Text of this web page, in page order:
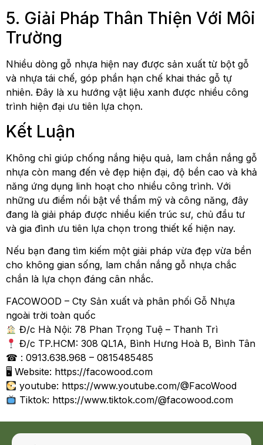
5. Giải Pháp Thân Thiện Với Môi
Trường
Nhiều dòng gỗ nhựa hiện nay được sản xuất từ bột gỗ
và nhựa tái chế, góp phần hạn chế khai thác gỗ tự
nhiên. Đây là xu hướng vật liệu xanh được nhiều công
trình hiện đại ưu tiên lựa chọn.
Kết Luận
Không chỉ giúp chống nắng hiệu quả, lam chắn nắng gỗ
nhựa còn mang đến vẻ đẹp hiện đại, độ bền cao và khả
năng ứng dụng linh hoạt cho nhiều công trình. Với
những ưu điểm nổi bật về thẩm mỹ và công năng, đây
đang là giải pháp được nhiều kiến trúc sư, chủ đầu tư
và gia đình ưu tiên lựa chọn trong thiết kế hiện nay.
Nếu bạn đang tìm kiếm một giải pháp vừa đẹp vừa bền
cho không gian sống, lam chắn nắng gỗ nhựa chắc
chắn là lựa chọn đáng cân nhắc.
FACOWOOD – Cty Sản xuất và phân phối Gỗ Nhựa
ngoài trời toàn quốc
Đ/c Hà Nội: 78 Phan Trọng Tuệ – Thanh Trì
Đ/c TP.HCM: 308 QL1A, Bình Hưng Hoà B, Bình Tân
☎ : 0913.638.968 – 0815485485
🖥 Website: https://facowood.com
youtube: https://www.youtube.com/@FacoWood
Tiktok: https://www.tiktok.com/@facowood.com